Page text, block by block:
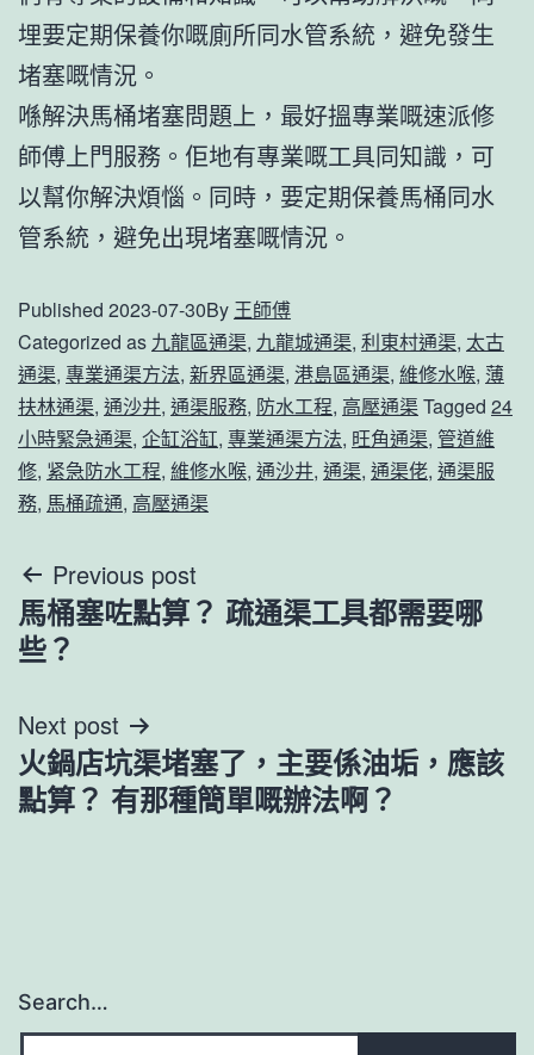
埋要定期保養你嘅廁所同水管系統，避免發生
堵塞嘅情況。
喺解決馬桶堵塞問題上，最好搵專業嘅速派修
師傅上門服務。佢地有專業嘅工具同知識，可
以幫你解決煩惱。同時，要定期保養馬桶同水
管系統，避免出現堵塞嘅情況。
Published 2023-07-30By 王師傅
Categorized as 九龍區通渠, 九龍城通渠, 利東村通渠, 太古
通渠, 專業通渠方法, 新界區通渠, 港島區通渠, 維修水喉, 薄
扶林通渠, 通沙井, 通渠服務, 防水工程, 高壓通渠 Tagged 24
小時緊急通渠, 企缸浴缸, 專業通渠方法, 旺角通渠, 管道維
修, 紧急防水工程, 維修水喉, 通沙井, 通渠, 通渠佬, 通渠服
務, 馬桶疏通, 高壓通渠
文
章
覽
Previous post
馬桶塞咗點算？ 疏通渠工具都需要哪
些？
Next post
火鍋店坑渠堵塞了，主要係油垢，應該
點算？ 有那種簡單嘅辦法啊？
Search…